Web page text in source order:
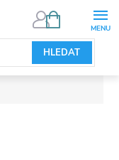
HLEDAT
NÁKUPNÍ